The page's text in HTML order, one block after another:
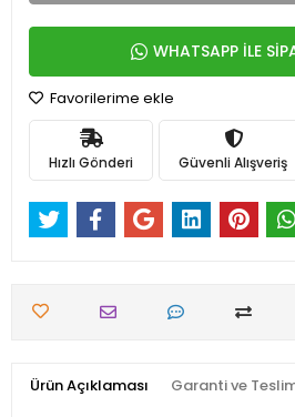
WHATSAPP İLE
Favorilerime ekle
Hızlı Gönderi Güvenli Alışveriş
Ürün Açıklaması Garanti ve